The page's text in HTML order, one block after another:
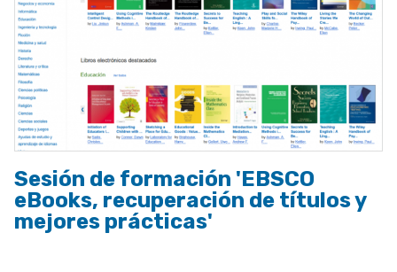
Sesión de formación 'EBSCO
eBooks, recuperación de títulos y
mejores prácticas'